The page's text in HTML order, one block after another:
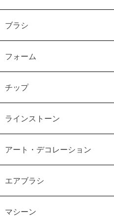
ブラシ
フォーム
チップ
ラインストーン
アート・デコレーション
エアブラシ
マシーン